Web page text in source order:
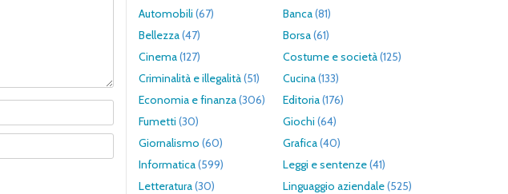
Automobili (67) Banca(81)
Bellezza(47) Borsa(61)
Cinema(127) Costume e società(125)
Criminalità e illegalità(51) Cucina(133)
Economia e finanza(306) Editoria(176)
Fumetti (30) Giochi (64)
Giornalismo (60) Grafica(40)
Informatica(599) Leggi e sentenze(41)
Letteratura(30) Linguaggio aziendale(525)